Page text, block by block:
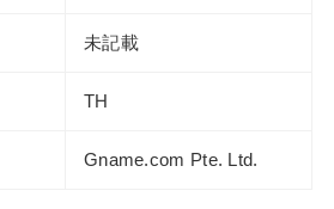
未記載
TH
Gname.com Pte. Ltd.